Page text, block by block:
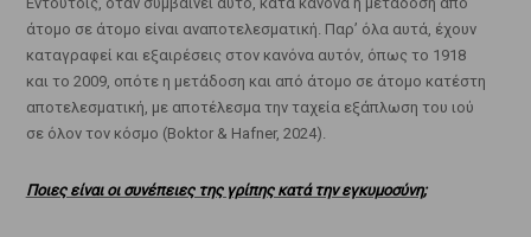
άτομο σε άτομο είναι αναποτελεσματική. Παρ’ όλα αυτά, έχουν
καταγραφεί και εξαιρέσεις στον κανόνα αυτόν, όπως το 1918
και το 2009, οπότε η μετάδοση και από άτομο σε άτομο κατέστη
αποτελεσματική, με αποτέλεσμα την ταχεία εξάπλωση του ιού
σε όλον τον κόσμο (Boktor & Hafner, 2024).
Ποιες είναι οι συνέπειες της γρίπης κατά την εγκυμοσύνη;